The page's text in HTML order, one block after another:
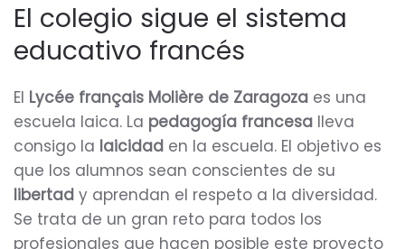
El colegio sigue el sistema
educativo francés
El Lycée français Molière de Zaragoza es una
escuela laica. La pedagogía francesa lleva
consigo la laicidad en la escuela. El objetivo es
que los alumnos sean conscientes de su
libertad y aprendan el respeto a la diversidad.
Se trata de un gran reto para todos los
profesionales que hacen posible este proyecto